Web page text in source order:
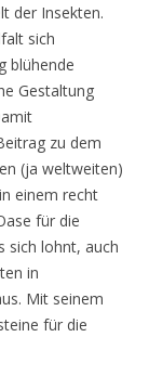
der Insekten.
sich
blühende
Gestaltung
zu dem
(ja weltweiten)
einem recht
für die
sich lohnt, auch
in
Mit seinem
für die